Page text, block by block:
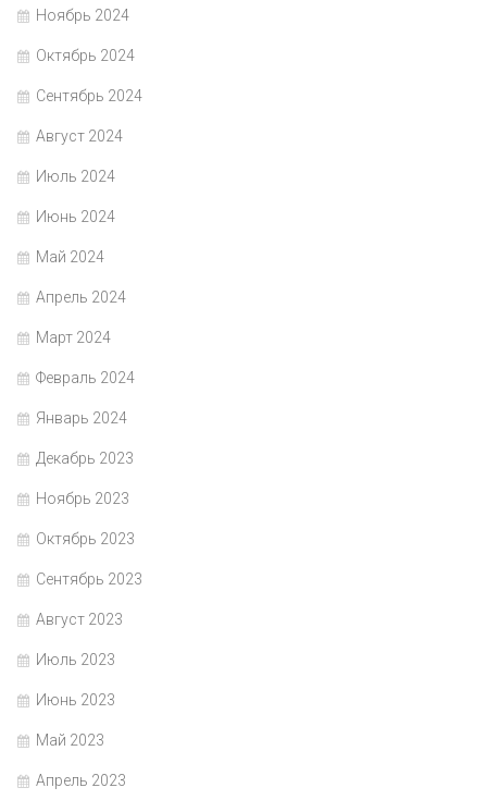
Ноябрь 2024
Октябрь 2024
Сентябрь 2024
Август 2024
Июль 2024
Июнь 2024
Май 2024
Апрель 2024
Март 2024
Февраль 2024
Январь 2024
Декабрь 2023
Ноябрь 2023
Октябрь 2023
Сентябрь 2023
Август 2023
Июль 2023
Июнь 2023
Май 2023
Апрель 2023